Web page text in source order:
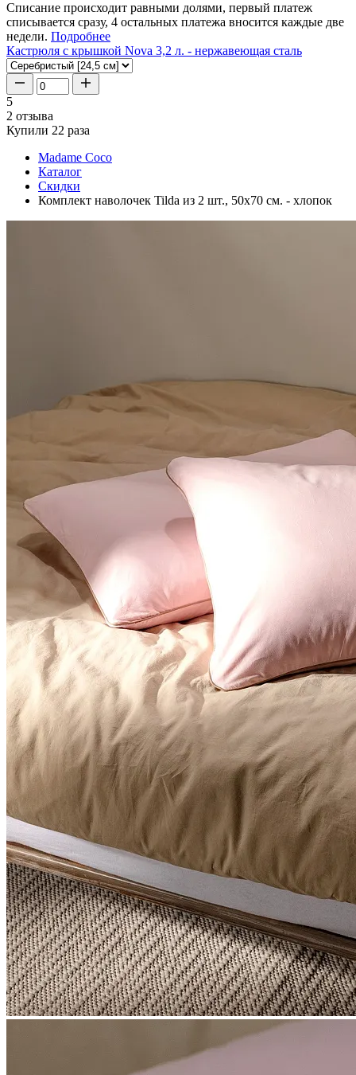
Списание происходит равными долями, первый платеж
списывается сразу, 4 остальных платежа вносится каждые две
недели. Подробнее
Кастрюля с крышкой Nova 3,2 л. - нержавеющая сталь
5
2 отзыва
Купили 22 раза
Madame Coco
Каталог
Скидки
Комплект наволочек Tilda из 2 шт., 50x70 см. - хлопок